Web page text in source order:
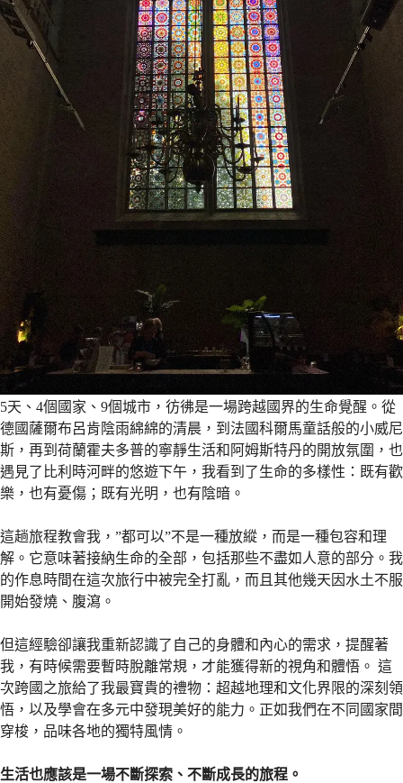
5天、4個國家、9個城市，彷彿是一場跨越國界的生命覺醒。從
德國薩爾布呂肯陰雨綿綿的清晨，到法國科爾馬童話般的小威尼
斯，再到荷蘭霍夫多普的寧靜生活和阿姆斯特丹的開放氛圍，也
遇見了比利時河畔的悠遊下午，我看到了生命的多樣性：既有歡
樂，也有憂傷；既有光明，也有陰暗。
這趟旅程教會我，”都可以”不是一種放縱，而是一種包容和理
解。它意味著接納生命的全部，包括那些不盡如人意的部分。我
的作息時間在這次旅行中被完全打亂，而且其他幾天因水土不服
開始發燒、腹瀉。
但這經驗卻讓我重新認識了自己的身體和內心的需求，提醒著
我，有時候需要暫時脫離常規，才能獲得新的視角和體悟。 這
次跨國之旅給了我最寶貴的禮物：超越地理和文化界限的深刻領
悟，以及學會在多元中發現美好的能力。正如我們在不同國家間
穿梭，品味各地的獨特風情。
生活也應該是一場不斷探索、不斷成長的旅程。